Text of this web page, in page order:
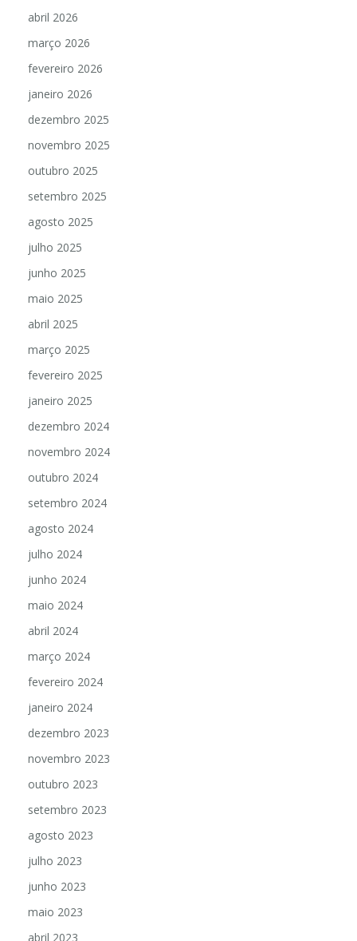
abril 2026
março 2026
fevereiro 2026
janeiro 2026
dezembro 2025
novembro 2025
outubro 2025
setembro 2025
agosto 2025
julho 2025
junho 2025
maio 2025
abril 2025
março 2025
fevereiro 2025
janeiro 2025
dezembro 2024
novembro 2024
outubro 2024
setembro 2024
agosto 2024
julho 2024
junho 2024
maio 2024
abril 2024
março 2024
fevereiro 2024
janeiro 2024
dezembro 2023
novembro 2023
outubro 2023
setembro 2023
agosto 2023
julho 2023
junho 2023
maio 2023
abril 2023